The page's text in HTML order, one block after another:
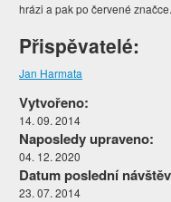
hrázi a pak po červené
Přispěvatelé:
Jan Harmata
Vytvořeno:
14. 09. 2014
Naposledy upraveno:
04. 12. 2020
Datum poslední
23. 07. 2014